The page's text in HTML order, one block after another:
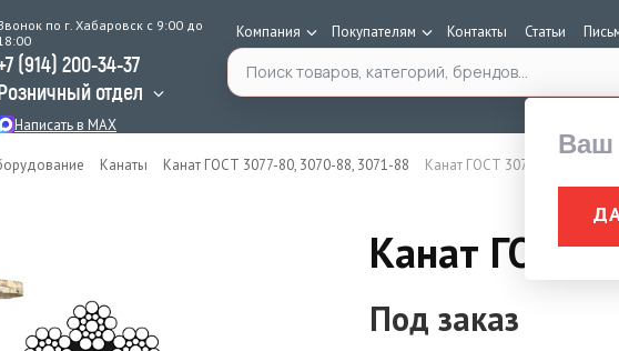
по г. Хабаровск с 9:00 до
(914) 200-34-37
отдел
Написать в MAX
Компания Покупателям Контакты Статьи
Поиск по каталогу
Ваш
Канаты Канат ГОСТ 3077-80, 3070-88, 3071-88 Канат ГОСТ 3077-80 10,5 мм
Канат ГОСТ
Под заказ